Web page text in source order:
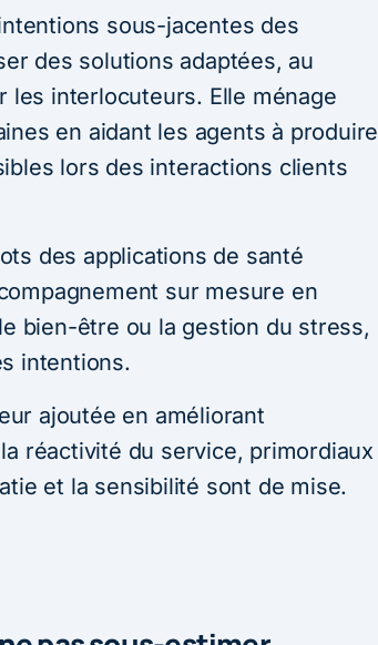
sous-jacentes des
des solutions adaptées, au
les interlocuteurs. Elle ménage
en aidant les agents à produire
lors des interactions clients
des applications de santé
sur mesure en
bien-être ou la gestion du stress,
intentions.
ajoutée en améliorant
réactivité du service, primordiaux
et la sensibilité sont de mise.